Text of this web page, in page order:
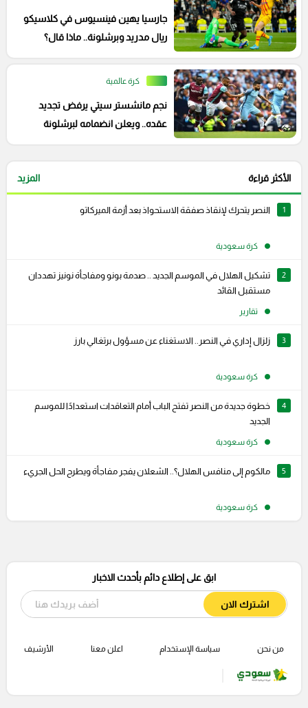
جارسيا يهين فينسيوس في كلاسيكو
ريال مدريد وبرشلونة.. ماذا قال؟
كرة عالمية
نجم مانشستر سيتي يرفض تجديد
عقده.. ويعلن انضمامه لبرشلونة
الأكثر قراءة المزيد
1 النصر يتحرك لإنقاذ صفقة الاستحواذ بعد أزمة الميركاتو
كرة سعودية
2
تشكيل الهلال في الموسم الجديد .. صدمة بونو ومفاجأة نونيز تهددان
مستقبل القائد
تقارير
3 زلزال إداري في النصر.. الاستغناء عن مسؤول برتغالي بارز
كرة سعودية
4
خطوة جديدة من النصر تفتح الباب أمام التعاقدات استعدادًا للموسم
الجديد
كرة سعودية
5 مالكوم إلى منافس الهلال؟.. الشعلان يفجر مفاجأة ويطرح الحل الجريء
كرة سعودية
ابق على إطلاع دائم بأحدث الاخبار
اشترك الان
من نحن سياسة الإستخدام اعلن معنا الأرشيف